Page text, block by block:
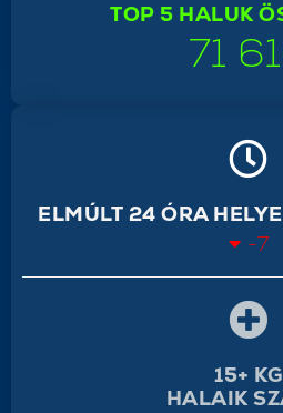
TOP 5 HALUK
71
ELMÚLT 24 ÓRA
-7
15+ KG
HALAIK